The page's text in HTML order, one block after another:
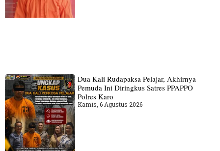
Dua Kali Rudapaksa Pelajar, Akhirnya
Pemuda Ini Diringkus Satres PPAPPO
Polres Karo
Kamis, 6 Agustus 2026